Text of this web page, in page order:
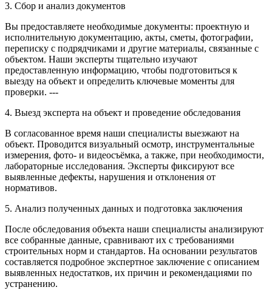
3. Сбор и анализ документов
Вы предоставляете необходимые документы: проектную и
исполнительную документацию, акты, сметы, фотографии,
переписку с подрядчиками и другие материалы, связанные с
объектом. Наши эксперты тщательно изучают
предоставленную информацию, чтобы подготовиться к
выезду на объект и определить ключевые моменты для
проверки. ---
4. Выезд эксперта на объект и проведение обследования
В согласованное время наши специалисты выезжают на
объект. Проводится визуальный осмотр, инструментальные
измерения, фото- и видеосъёмка, а также, при необходимости,
лабораторные исследования. Эксперты фиксируют все
выявленные дефекты, нарушения и отклонения от
нормативов.
5. Анализ полученных данных и подготовка заключения
После обследования объекта наши специалисты анализируют
все собранные данные, сравнивают их с требованиями
строительных норм и стандартов. На основании результатов
составляется подробное экспертное заключение с описанием
выявленных недостатков, их причин и рекомендациями по
устранению.